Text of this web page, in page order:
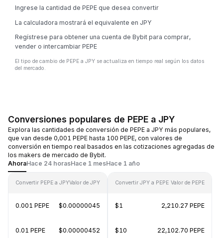
Ingrese la cantidad de PEPE que desea convertir
La calculadora mostrará el equivalente en JPY
Regístrese para obtener una cuenta de Bybit para comprar,
vender o intercambiar PEPE
El tipo de cambio de PEPE a JPY se actualiza en tiempo real según los datos
del mercado.
Conversiones populares de PEPE a JPY
Explora las cantidades de conversión de PEPE a JPY más populares,
que van desde 0,001 PEPE hasta 100 PEPE, con valores de
conversión en tiempo real basados en las cotizaciones agregadas de
los makers de mercado de Bybit.
AhoraHace 24 horasHace 1 mesHace 1 año
Convertir PEPE a JPYValor de JPY
0.001 PEPE $0.00000045
0.01 PEPE $0.00000452
Convertir JPY a PEPE Valor de PEPE
$1 2,210.27 PEPE
$10 22,102.70 PEPE